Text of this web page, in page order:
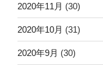
2020年11月 (30)
2020年10月 (31)
2020年9月 (30)